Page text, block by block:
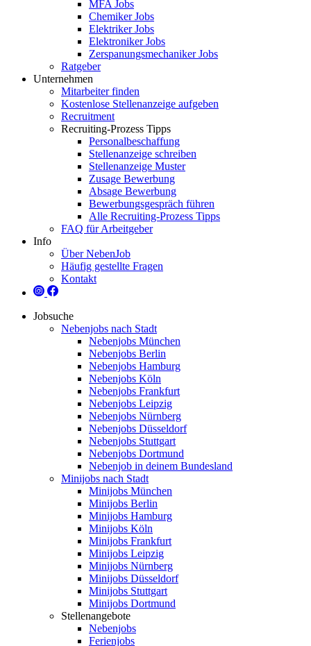
MFA Jobs
Chemiker Jobs
Elektriker Jobs
Elektroniker Jobs
Zerspanungsmechaniker Jobs
Ratgeber
Unternehmen
Mitarbeiter finden
Kostenlose Stellenanzeige aufgeben
Recruitment
Recruiting-Prozess Tipps
Personalbeschaffung
Stellenanzeige schreiben
Stellenanzeige Muster
Zusage Bewerbung
Absage Bewerbung
Bewerbungsgespräch führen
Alle Recruiting-Prozess Tipps
FAQ für Arbeitgeber
Info
Über NebenJob
Häufig gestellte Fragen
Kontakt
Jobsuche
Nebenjobs nach Stadt
Nebenjobs München
Nebenjobs Berlin
Nebenjobs Hamburg
Nebenjobs Köln
Nebenjobs Frankfurt
Nebenjobs Leipzig
Nebenjobs Nürnberg
Nebenjobs Düsseldorf
Nebenjobs Stuttgart
Nebenjobs Dortmund
Nebenjob in deinem Bundesland
Minijobs nach Stadt
Minijobs München
Minijobs Berlin
Minijobs Hamburg
Minijobs Köln
Minijobs Frankfurt
Minijobs Leipzig
Minijobs Nürnberg
Minijobs Düsseldorf
Minijobs Stuttgart
Minijobs Dortmund
Stellenangebote
Nebenjobs
Ferienjobs